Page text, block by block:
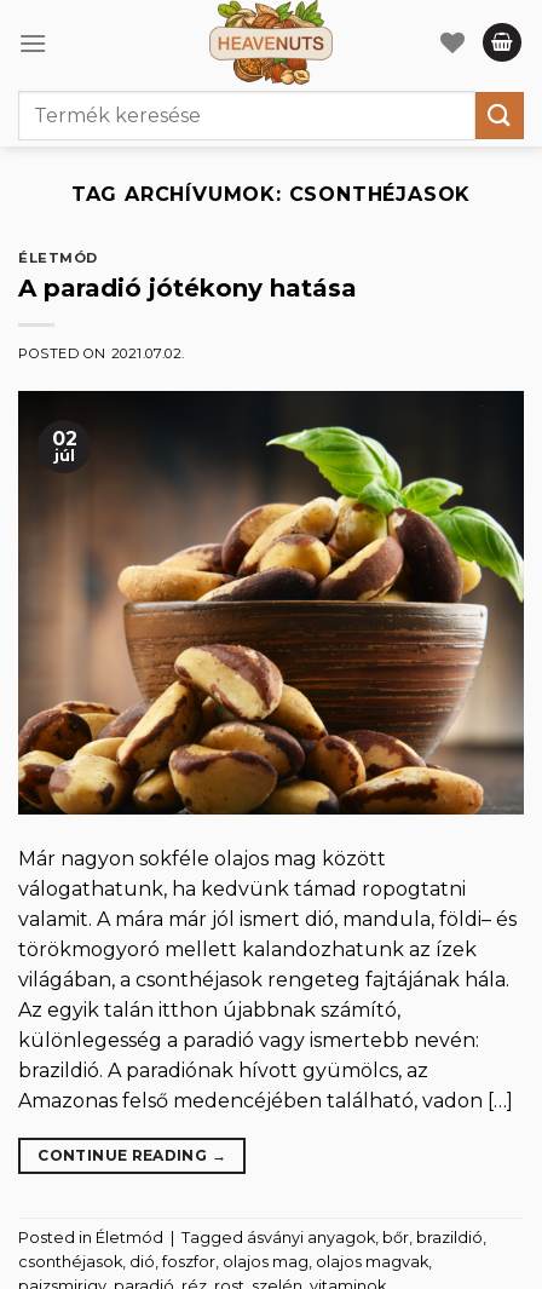
Keresés
TAG ARCHÍVUMOK: CSONTHÉJASOK
ÉLETMÓD
A paradió jótékony hatása
POSTED ON 2021.07.02.
02
júl
Már nagyon sokféle olajos mag között
válogathatunk, ha kedvünk támad ropogtatni
valamit. A mára már jól ismert dió, mandula, földi– és
törökmogyoró mellett kalandozhatunk az ízek
világában, a csonthéjasok rengeteg fajtájának hála.
Az egyik talán itthon újabbnak számító,
különlegesség a paradió vagy ismertebb nevén:
brazildió. A paradiónak hívott gyümölcs, az
Amazonas felső medencéjében található, vadon […]
CONTINUE READING →
Posted in Életmód Tagged ásványi anyagok, bőr, brazildió,
csonthéjasok, dió,foszfor, olajos mag, olajos magvak,